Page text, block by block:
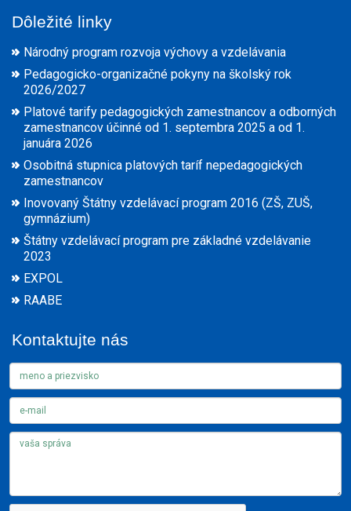
Dôležité linky
Národný program rozvoja výchovy a vzdelávania
Pedagogicko-organizačné pokyny na školský rok
2026/2027
Platové tarify pedagogických zamestnancov a odborných
zamestnancov účinné od 1. septembra 2025 a od 1.
januára 2026
Osobitná stupnica platových taríf nepedagogických
zamestnancov
Inovovaný Štátny vzdelávací program 2016 (ZŠ, ZUŠ,
gymnázium)
Štátny vzdelávací program pre základné vzdelávanie
2023
EXPOL
RAABE
Kontaktujte nás